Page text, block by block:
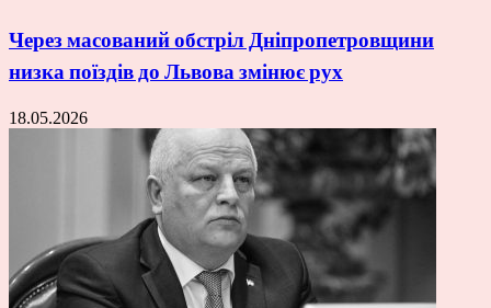
Через масований обстріл Дніпропетровщини
низка поїздів до Львова змінює рух
18.05.2026